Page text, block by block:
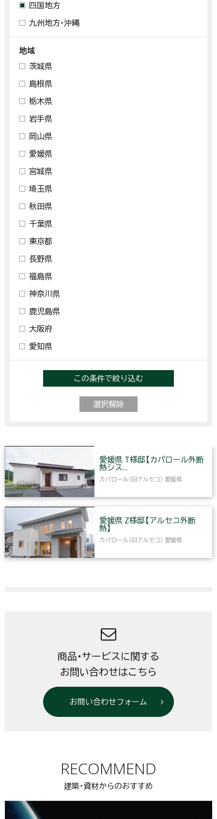
四国地方
九州地方・沖縄
地域
茨城県
島根県
栃木県
岩手県
岡山県
愛媛県
宮城県
埼玉県
秋田県
千葉県
東京都
長野県
福島県
神奈川県
鹿児島県
大阪府
愛知県
この条件で絞り込む
選択解除
愛媛県 T様邸【カパロール外断
熱シス…
カパロール（旧アルセコ） 愛媛県
愛媛県 Z様邸【アルセコ外断
熱】
カパロール（旧アルセコ） 愛媛県
商品・サービスに関する
お問い合わせはこちら
お問い合わせフォーム
RECOMMEND
建築・資材からのおすすめ